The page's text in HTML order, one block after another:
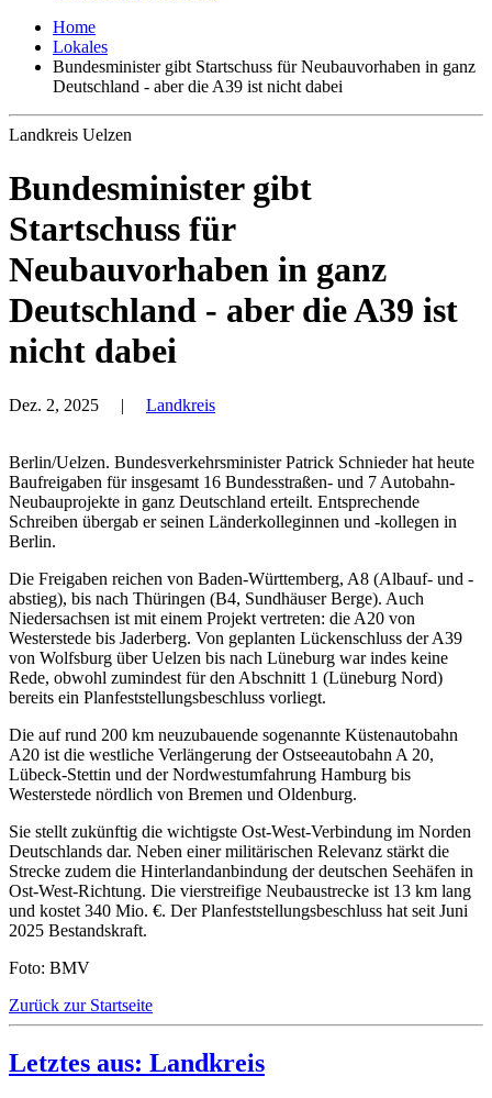
Home
Lokales
Bundesminister gibt Startschuss für Neubauvorhaben in ganz
Deutschland - aber die A39 ist nicht dabei
Landkreis Uelzen
Bundesminister gibt
Startschuss für
Neubauvorhaben in ganz
Deutschland - aber die A39 ist
nicht dabei
Dez. 2, 2025 | Landkreis
Berlin/Uelzen. Bundesverkehrsminister Patrick Schnieder hat heute
Baufreigaben für insgesamt 16 Bundesstraßen- und 7 Autobahn-
Neubauprojekte in ganz Deutschland erteilt. Entsprechende
Schreiben übergab er seinen Länderkolleginnen und -kollegen in
Berlin.
Die Freigaben reichen von Baden-Württemberg, A8 (Albauf- und -
abstieg), bis nach Thüringen (B4, Sundhäuser Berge). Auch
Niedersachsen ist mit einem Projekt vertreten: die A20 von
Westerstede bis Jaderberg. Von geplanten Lückenschluss der A39
von Wolfsburg über Uelzen bis nach Lüneburg war indes keine
Rede, obwohl zumindest für den Abschnitt 1 (Lüneburg Nord)
bereits ein Planfeststellungsbeschluss vorliegt.
Die auf rund 200 km neuzubauende sogenannte Küstenautobahn
A20 ist die westliche Verlängerung der Ostseeautobahn A 20,
Lübeck-Stettin und der Nordwestumfahrung Hamburg bis
Westerstede nördlich von Bremen und Oldenburg.
Sie stellt zukünftig die wichtigste Ost-West-Verbindung im Norden
Deutschlands dar. Neben einer militärischen Relevanz stärkt die
Strecke zudem die Hinterlandanbindung der deutschen Seehäfen in
Ost-West-Richtung. Die vierstreifige Neubaustrecke ist 13 km lang
und kostet 340 Mio. €. Der Planfeststellungsbeschluss hat seit Juni
2025 Bestandskraft.
Foto: BMV
Zurück zur Startseite
Letztes aus: Landkreis